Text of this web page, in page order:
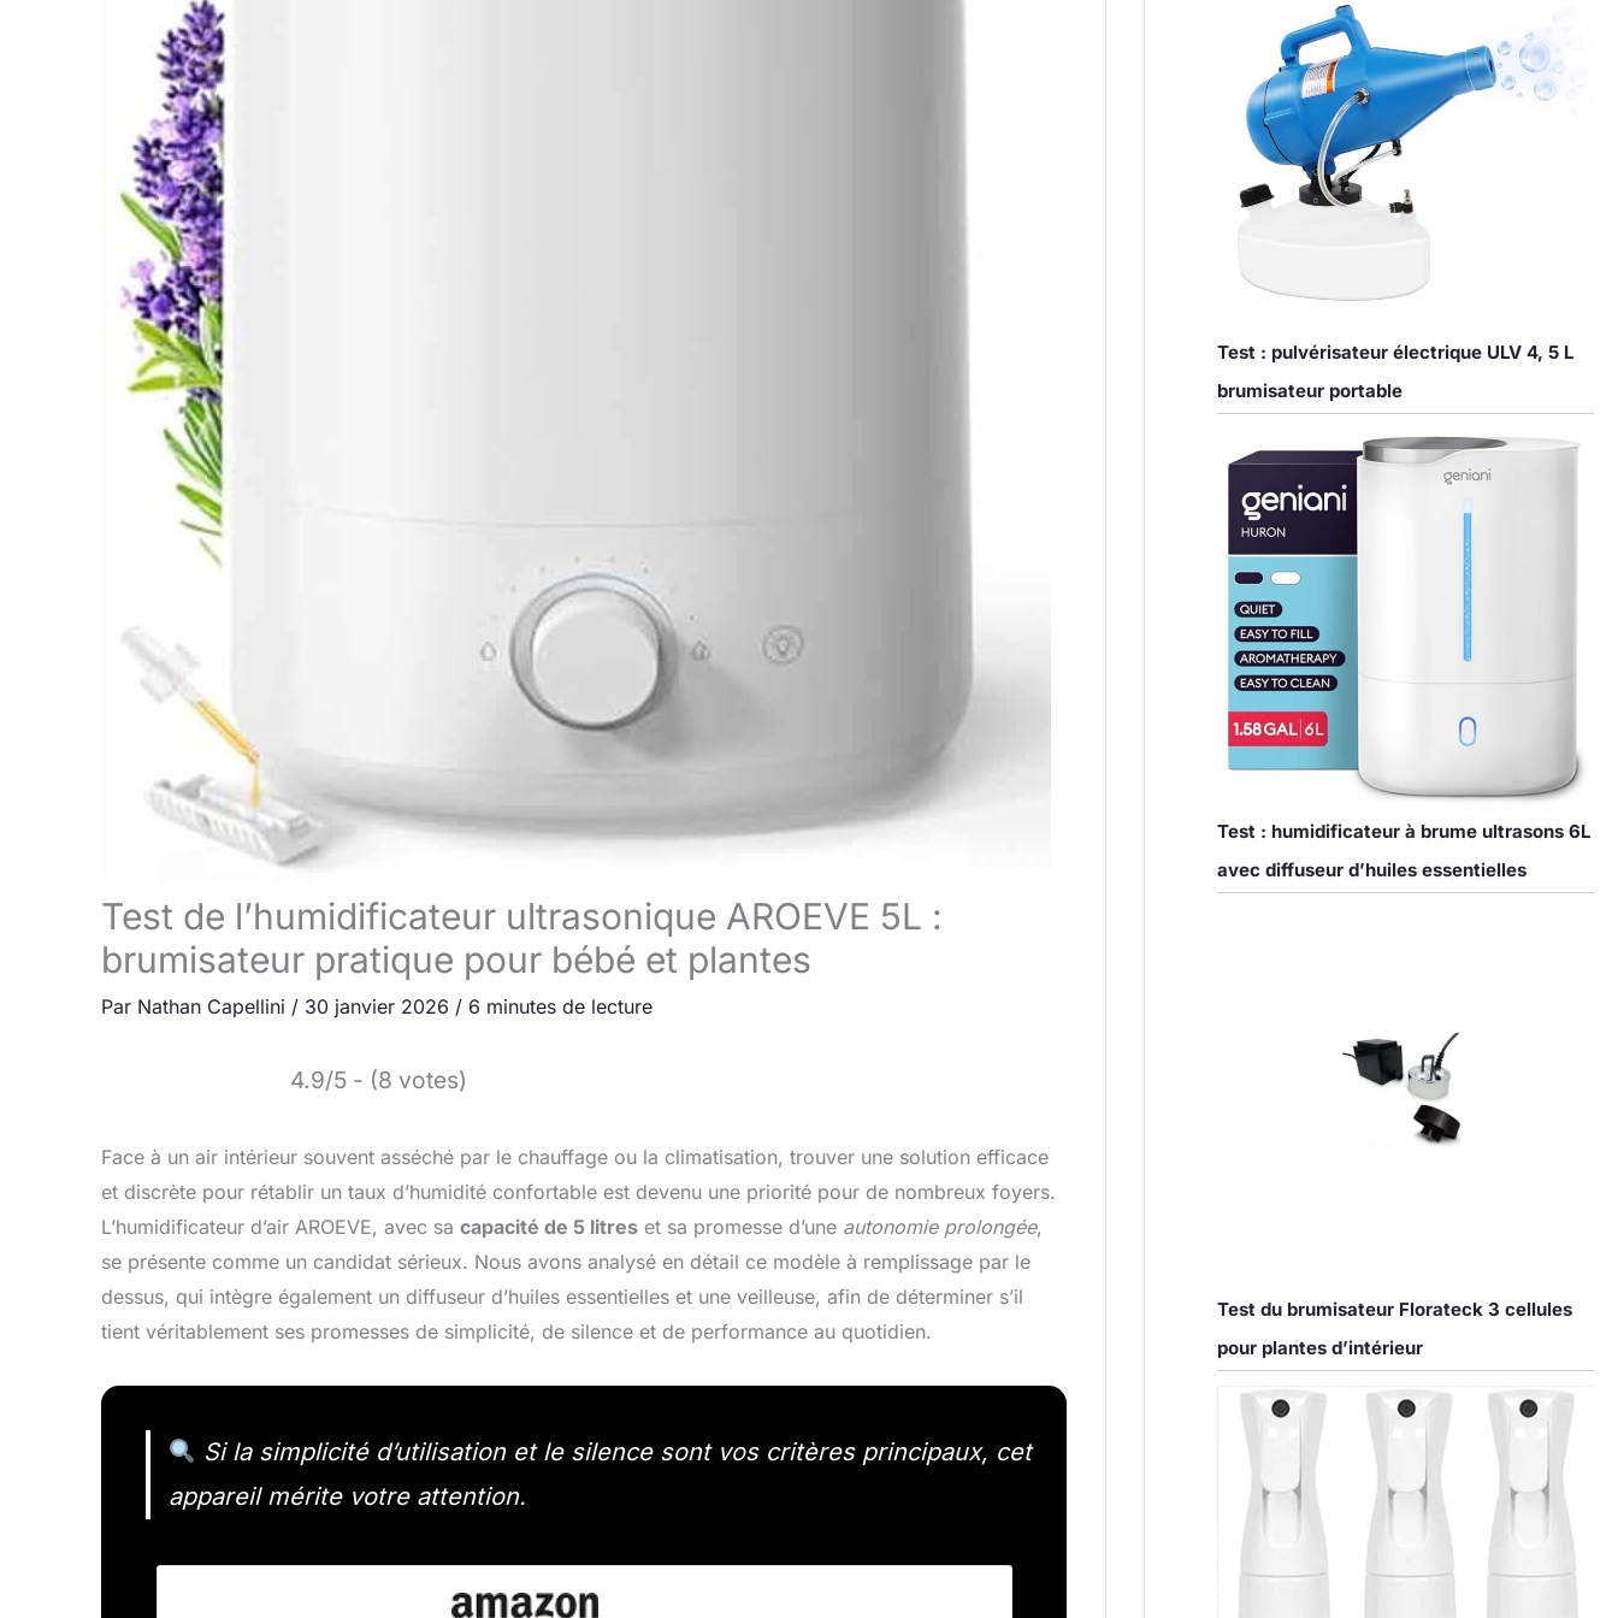
Test de l’humidificateur ultrasonique AROEVE 5L :
brumisateur pratique pour bébé et plantes
Par Nathan Capellini / 30 janvier 2026 / 6 minutes de lecture
4.9/5 - (8 votes)
Face à un air intérieur souvent asséché par le chauffage ou la climatisation, trouver une solution efficace
et discrète pour rétablir un taux d’humidité confortable est devenu une priorité pour de nombreux foyers.
L’humidificateur d’air AROEVE, avec sa capacité de 5 litres et sa promesse d’une autonomie prolongée,
se présente comme un candidat sérieux. Nous avons analysé en détail ce modèle à remplissage par le
dessus, qui intègre également un diffuseur d’huiles essentielles et une veilleuse, afin de déterminer s’il
tient véritablement ses promesses de simplicité, de silence et de performance au quotidien.
Si la simplicité d’utilisation et le silence sont vos critères principaux, cet
appareil mérite votre attention.
Test : pulvérisateur électrique ULV 4, 5 L
brumisateur portable
Test : humidificateur à brume ultrasons 6L
avec diffuseur d’huiles essentielles
Test du brumisateur Florateck 3 cellules
pour plantes d’intérieur